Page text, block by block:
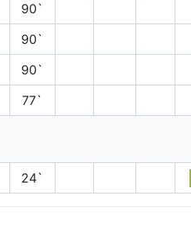
90`
90`
90`
77`
24`